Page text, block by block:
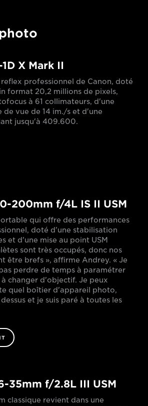
X Mark II
professionnel de Canon, doté
format 20,2 millions de pixels,
à 61 collimateurs, d'une
de vue de 14 im./s et d'une
jusqu'à 409.600.
200mm f/4L IS II USM
qui offre des performances
doté d'une stabilisation
et d'une mise au point USM
sont très occupés, donc nos
être brefs », affirme Andrey. « Je
perdre de temps à paramétrer
changer d'objectif. Je peux
quel boîtier d'appareil photo,
et je suis paré à toutes les
35mm f/2.8L III USM
classique revient dans une